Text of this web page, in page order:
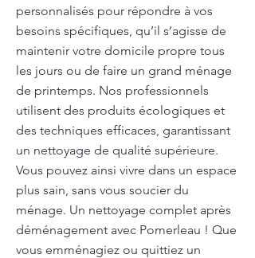
personnalisés pour répondre à vos
besoins spécifiques, qu’il s’agisse de
maintenir votre domicile propre tous
les jours ou de faire un grand ménage
de printemps. Nos professionnels
utilisent des produits écologiques et
des techniques efficaces, garantissant
un nettoyage de qualité supérieure.
Vous pouvez ainsi vivre dans un espace
plus sain, sans vous soucier du
ménage. Un nettoyage complet après
déménagement avec Pomerleau ! Que
vous emménagiez ou quittiez un